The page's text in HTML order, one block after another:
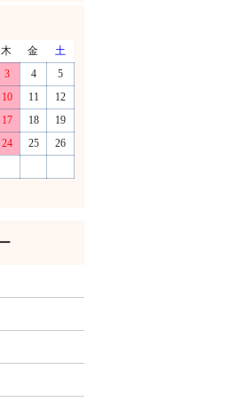
木 金
土
3 4
5
10 11
12
17 18
19
24 25
26